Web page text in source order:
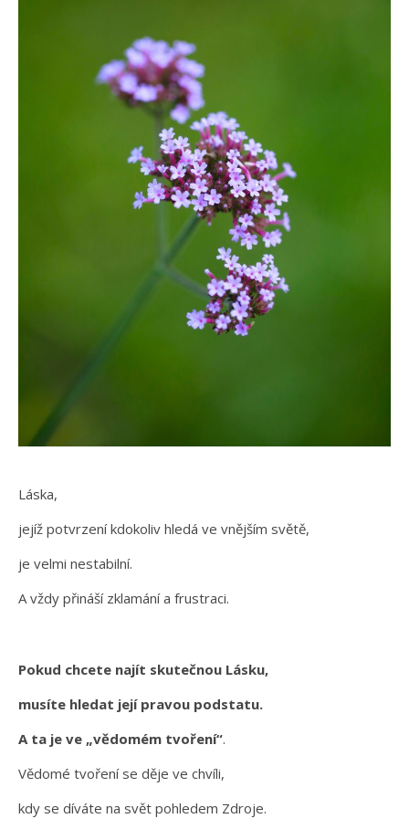
Láska,
jejíž potvrzení kdokoliv hledá ve vnějším světě,
je velmi nestabilní.
A vždy přináší zklamání a frustraci.
Pokud chcete najít skutečnou Lásku,
musíte hledat její pravou podstatu.
A ta je ve „vědomém tvoření“.
Vědomé tvoření se děje ve chvíli,
kdy se díváte na svět pohledem Zdroje.